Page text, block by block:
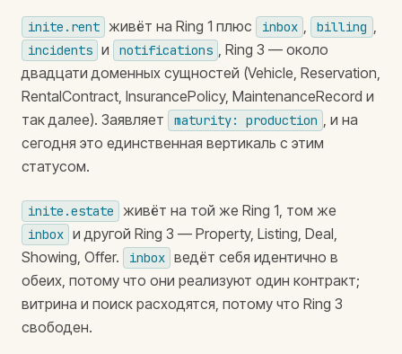
inite.rent живёт на Ring 1 плюс inbox , billing ,
incidents и notifications , Ring 3 — около
двадцати доменных сущностей (Vehicle, Reservation,
RentalContract, InsurancePolicy, MaintenanceRecord и
так далее). Заявляет
maturity: production , и на
сегодня это единственная вертикаль с этим
статусом.
inite.estate живёт на той же Ring 1, том же
inbox и другой Ring 3 — Property, Listing, Deal,
Showing, Offer.
inbox ведёт себя идентично в
обеих, потому что они реализуют один контракт;
витрина и поиск расходятся, потому что Ring 3
свободен.